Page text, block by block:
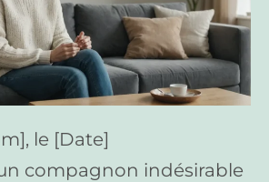
le [Date]
compagnon indésirable